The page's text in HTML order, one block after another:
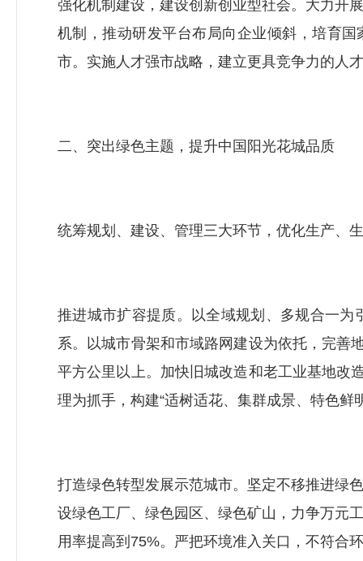
强化机制建设，建设创新创业型社会。大力开
机制，推动研发平台布局向企业倾斜，培育
市。实施人才强市战略，建立更具竞争力的人
二、突出绿色主题，提升中国阳光花城品质
统筹规划、建设、管理三大环节，优化生产、
推进城市扩容提质。以全域规划、多规合一
系。以城市骨架和市域路网建设为依托，完善
平方公里以上。加快旧城改造和老工业基地改
理为抓手，构建“适树适花、集群成景、特色鲜
打造绿色转型发展示范城市。坚定不移推进绿
设绿色工厂、绿色园区、绿色矿山，力争万元
用率提高到75%。严把环境准入关口，不符合